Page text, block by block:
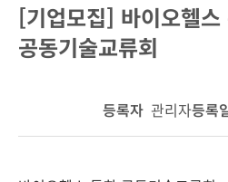
[기업모집] 바이오헬스
공동기술교류회
등록자 관리자등록